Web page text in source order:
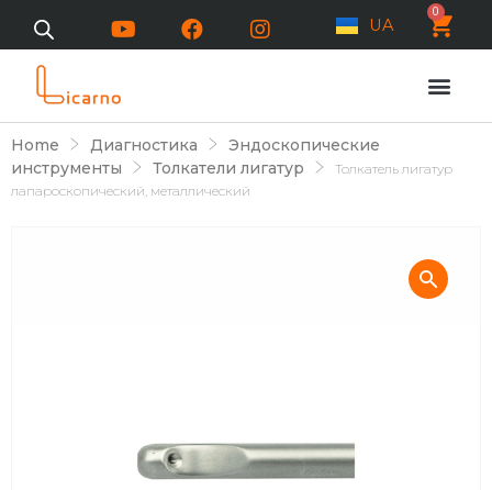
UA
0
Home Диагностика
Эндоскопические
инструменты
Толкатели лигатур
Толкатель лигатур
лапароскопический, металлический